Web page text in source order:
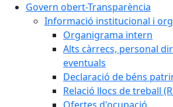
Govern obert-Transparència
Informació institucional i
Organigrama intern
Alts càrrecs, personal
eventuals
Declaració de béns
Relació llocs de treball